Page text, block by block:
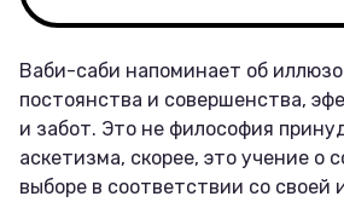
Ваби-саби напоминает об
постоянства и совершенства,
и забот. Это не философия
аскетизма, скорее, это учение о
выборе в соответствии со своей